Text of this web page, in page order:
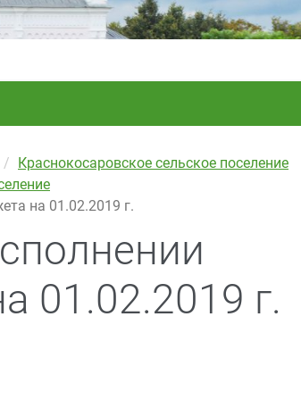
Краснокосаровское сельское поселение
на 01.02.2019 г.
01.02.2019 г.